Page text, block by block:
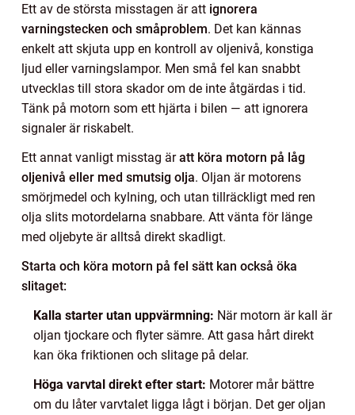
Ett av de största misstagen är att ignorera
varningstecken och småproblem. Det kan kännas
enkelt att skjuta upp en kontroll av oljenivå, konstiga
ljud eller varningslampor. Men små fel kan snabbt
utvecklas till stora skador om de inte åtgärdas i tid.
Tänk på motorn som ett hjärta i bilen — att ignorera
signaler är riskabelt.
Ett annat vanligt misstag äratt köra motorn på låg
oljenivå eller med smutsig olja. Oljan är motorens
smörjmedel och kylning, och utan tillräckligt med ren
olja slits motordelarna snabbare. Att vänta för länge
med oljebyte är alltså direkt skadligt.
Starta och köra motorn på fel sätt kan också öka
slitaget:
Kalla starter utan uppvärmning: När motorn är kall är
oljan tjockare och flyter sämre. Att gasa hårt direkt
kan öka friktionen och slitage på delar.
Höga varvtal direkt efter start: Motorer mår bättre
om du låter varvtalet ligga lågt i början. Det ger oljan